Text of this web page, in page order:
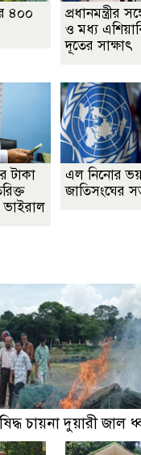
৪০০
প্রধানমন্ত্রীর
ও মধ্য
দূতের সাক্ষাৎ
টাকা
ভাইরাল
এল নিনোর
জাতিসংঘের
চায়না দুয়ারী জাল